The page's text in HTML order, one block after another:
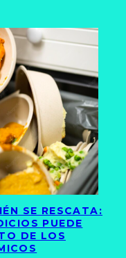
SE RESCATA:
PUEDE
DE LOS